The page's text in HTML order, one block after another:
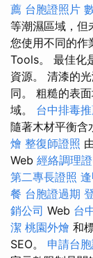
薦 台胞證照片
等潮濕區域，但
您使用不同的作
Tools。 最佳化
資源。 清漆的
同。 粗糙的表
域。 台中排毒
隨著木材平衡含
燴 整復師證照
Web 經絡調理
第二專長證照
餐 台胞證過期
銷公司 Web 台
潔 桃園外燴 和
SEO。 申請台